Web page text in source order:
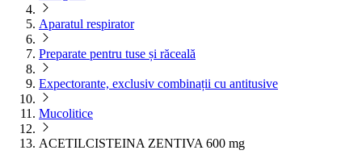
Aparatul respirator
Preparate pentru tuse și răceală
Expectorante, exclusiv combinații cu antitusive
Mucolitice
ACETILCISTEINA ZENTIVA 600 mg